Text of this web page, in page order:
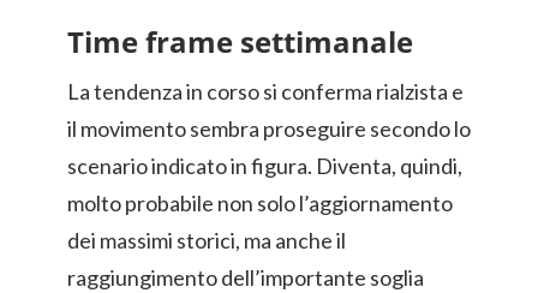
Time frame settimanale
La tendenza in corso si conferma rialzista e
il movimento sembra proseguire secondo lo
scenario indicato in figura. Diventa, quindi,
molto probabile non solo l’aggiornamento
dei massimi storici, ma anche il
raggiungimento dell’importante soglia